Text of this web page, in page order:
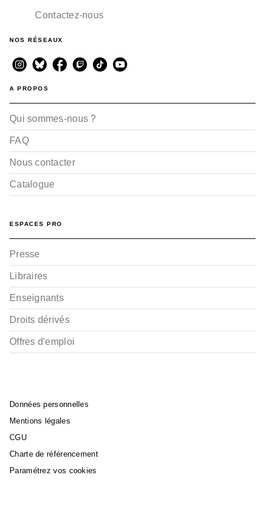
Contactez-nous
NOS RÉSEAUX
A PROPOS
Qui sommes-nous ?
FAQ
Nous contacter
Catalogue
ESPACES PRO
Presse
Libraires
Enseignants
Droits dérivés
Offres d'emploi
Données personnelles
Mentions légales
CGU
Charte de référencement
Paramétrez vos cookies